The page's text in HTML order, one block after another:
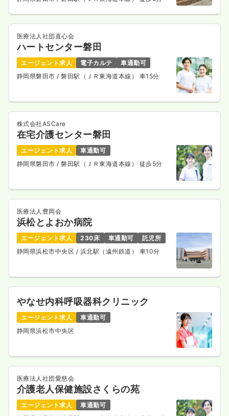
医療法人社団直心会
ハートセンター磐田
エージェント求人 電子カルテ
車通勤可
静岡県磐田市 / 磐田駅（ＪＲ東海道本線） 車15分
株式会社ASCare
在宅介護センター磐田
エージェント求人
車通勤可
静岡県磐田市 / 磐田駅（ＪＲ東海道本線） 徒歩5分
医療法人豊岡会
浜松とよおか病院
エージェント求人 230床 車通勤可
託児所
静岡県浜松市中央区 / 浜北駅（遠州鉄道） 車10分
やなせ内科呼吸器科クリニック
エージェント求人
車通勤可
静岡県浜松市中央区
医療法人社団愛慈会
介護老人保健施設さくらの苑
エージェント求人
車通勤可